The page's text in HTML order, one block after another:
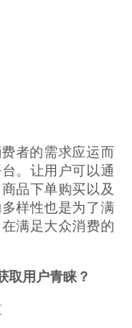
者的需求应运而
。让用户可以通
品下单购买以及
样性也是为了满
满足大众消费的
取用户青睐？